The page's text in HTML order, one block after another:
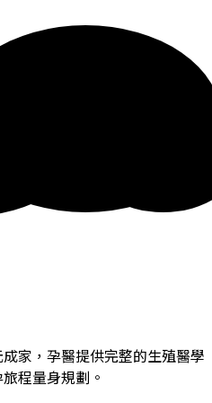
家，孕醫提供完整的生殖醫學
程量身規劃。